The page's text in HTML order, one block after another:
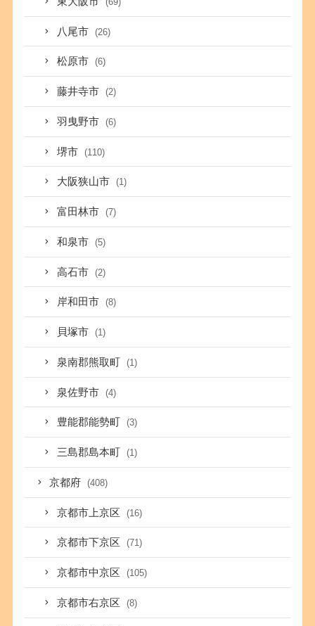
八尾市 (26)
松原市 (6)
藤井寺市 (2)
羽曳野市 (6)
堺市 (110)
大阪狭山市 (1)
富田林市 (7)
和泉市 (5)
高石市 (2)
岸和田市 (8)
貝塚市 (1)
泉南郡熊取町 (1)
泉佐野市 (4)
豊能郡能勢町 (3)
三島郡島本町 (1)
京都府 (408)
京都市上京区 (16)
京都市下京区 (71)
京都市中京区 (105)
京都市右京区 (8)